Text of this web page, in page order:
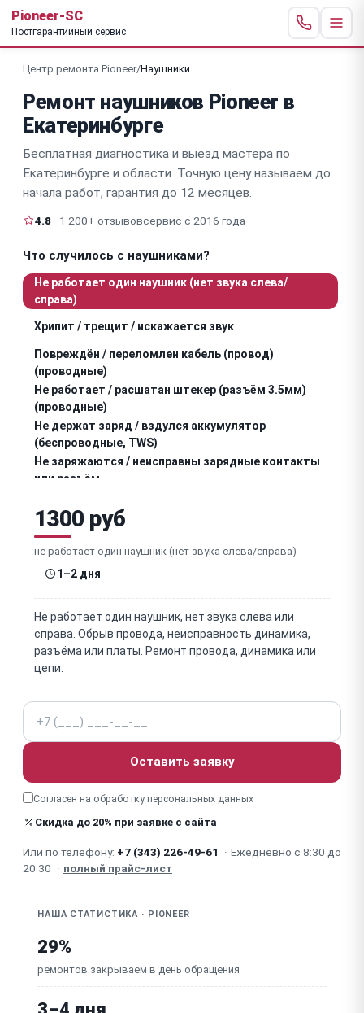
Pioneer-SC
Постгарантийный сервис
Центр ремонта Pioneer/Наушники
Ремонт наушников Pioneer в
Екатеринбурге
Бесплатная диагностика и выезд мастера по
Екатеринбурге и области. Точную цену называем до
начала работ, гарантия до 12 месяцев.
4.8 · 1 200+ отзывовсервис с 2016 года
Что случилось с наушниками?
Не работает один наушник (нет звука слева/
справа)
Хрипит / трещит / искажается звук
Повреждён / переломлен кабель (провод)
(проводные)
Не работает / расшатан штекер (разъём 3.5мм)
(проводные)
Не держат заряд / вздулся аккумулятор
(беспроводные, TWS)
Не заряжаются / неисправны зарядные контакты
или разъём
Не подключаются / не видны по Bluetooth /
отваливается связь
Один наушник не синхронизируется / не работает
Не работает / тихий микрофон (гарнитура, звонки)
Не работают кнопки / сенсорное управление
Износ / порвались амбушюры (накладки)
Треснуло / сломалось оголовье (дужка), шарнир
Попадание влаги / пота / окисление (TWS,
спортивные)
Посторонний шум / фон / помехи
1300 руб
не работает один наушник (нет звука слева/справа)
1–2 дня
Не работает один наушник, нет звука слева или
справа. Обрыв провода, неисправность динамика,
разъёма или платы. Ремонт провода, динамика или
цепи.
Телефон
Оставить заявку
Согласен на обработку персональных данных
Скидка до 20% при заявке с сайта
Или по телефону: +7 (343) 226-49-61 · Ежедневно с 8:30 до
20:30 · полный прайс-лист
НАША СТАТИСТИКА · PIONEER
29%
ремонтов закрываем в день обращения
3–4 дня